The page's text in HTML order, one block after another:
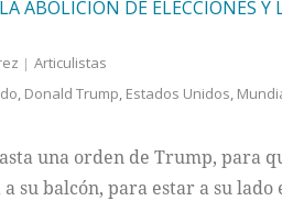
ABOLICIÓN DE ELECCIONES Y
Articulistas
, Donald Trump, Estados Unidos,
una orden de Trump, para
su balcón, para estar a su